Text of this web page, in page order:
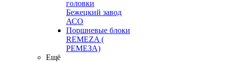
головки
Бежецкий завод
АСО
Поршневые блоки
REMEZA (
РЕМЕЗА)
Ещё